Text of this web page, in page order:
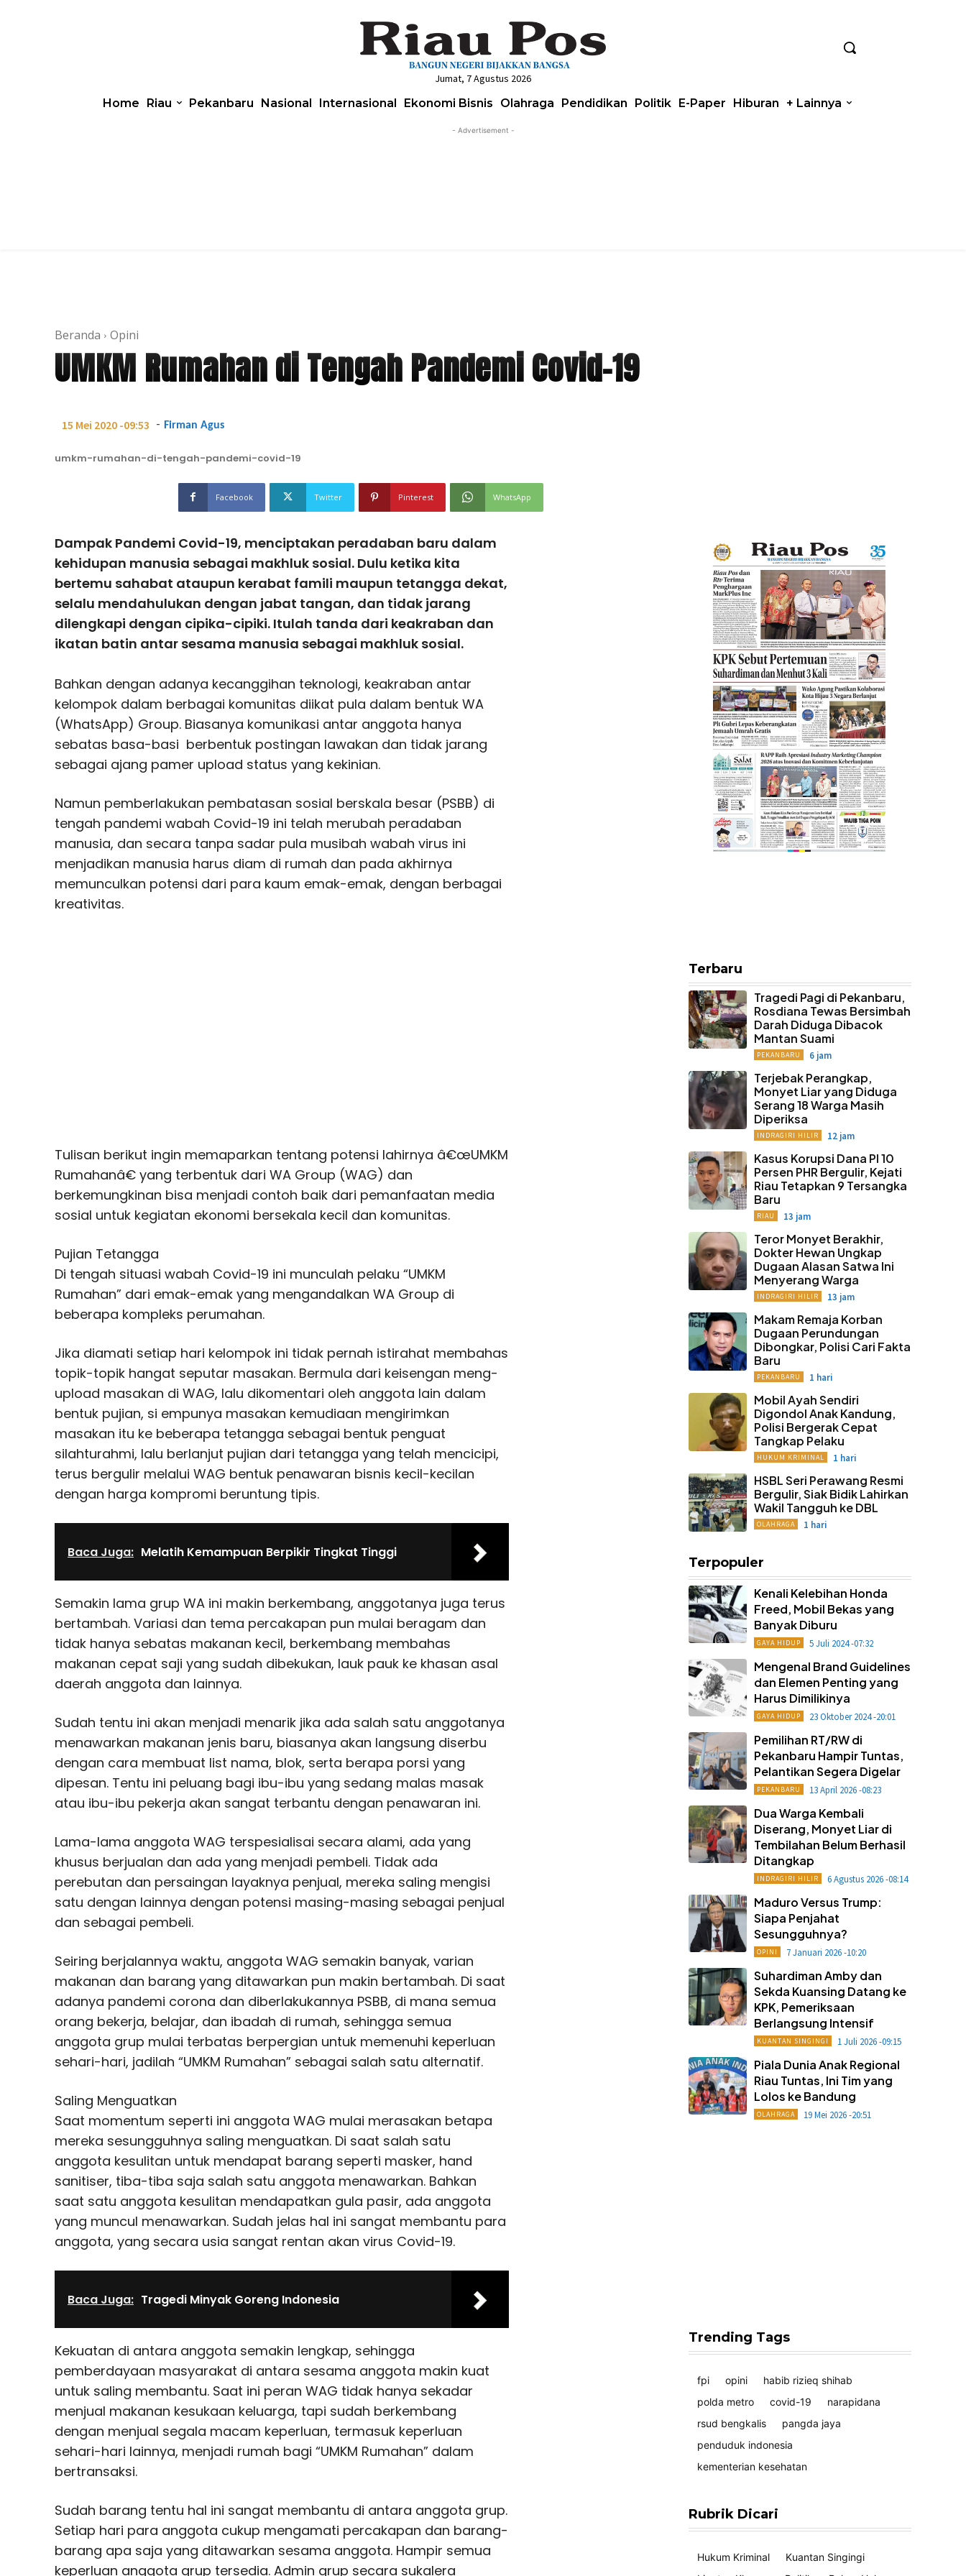
Jumat, 7 Agustus 2026
Home Riau Pekanbaru Nasional Internasional Ekonomi Bisnis Olahraga Pendidikan Politik E-Paper Hiburan + Lainnya
- Advertisement -
Beranda Opini
UMKM Rumahan di Tengah Pandemi Covid-19
15 Mei 2020 -09:53 - Firman Agus
umkm-rumahan-di-tengah-pandemi-covid-19
Facebook Twitter Pinterest WhatsApp
Dampak Pandemi Covid-19, menciptakan peradaban baru dalam
kehidupan manusia sebagai makhluk sosial. Dulu ketika kita
bertemu sahabat ataupun kerabat famili maupun tetangga dekat,
selalu mendahulukan dengan jabat tangan, dan tidak jarang
dilengkapi dengan cipika-cipiki. Itulah tanda dari keakraban dan
ikatan batin antar sesama manusia sebagai makhluk sosial.
Bahkan dengan adanya kecanggihan teknologi, keakraban antar
kelompok dalam berbagai komunitas diikat pula dalam bentuk WA
(WhatsApp) Group. Biasanya komunikasi antar anggota hanya
sebatas basa-basi berbentuk postingan lawakan dan tidak jarang
sebagai ajang pamer upload status yang kekinian.
Namun pemberlakukan pembatasan sosial berskala besar (PSBB) di
tengah pandemi wabah Covid-19 ini telah merubah peradaban
manusia, dan secara tanpa sadar pula musibah wabah virus ini
menjadikan manusia harus diam di rumah dan pada akhirnya
memunculkan potensi dari para kaum emak-emak, dengan berbagai
kreativitas.
Tulisan berikut ingin memaparkan tentang potensi lahirnya â€œUMKM
Rumahanâ€ yang terbentuk dari WA Group (WAG) dan
berkemungkinan bisa menjadi contoh baik dari pemanfaatan media
sosial untuk kegiatan ekonomi bersekala kecil dan komunitas.
Pujian Tetangga
Di tengah situasi wabah Covid-19 ini munculah pelaku “UMKM
Rumahan” dari emak-emak yang mengandalkan WA Group di
beberapa kompleks perumahan.
Jika diamati setiap hari kelompok ini tidak pernah istirahat membahas
topik-topik hangat seputar masakan. Bermula dari keisengan meng-
upload masakan di WAG, lalu dikomentari oleh anggota lain dalam
bentuk pujian, si empunya masakan kemudiaan mengirimkan
masakan itu ke beberapa tetangga sebagai bentuk penguat
silahturahmi, lalu berlanjut pujian dari tetangga yang telah mencicipi,
terus bergulir melalui WAG bentuk penawaran bisnis kecil-kecilan
dengan harga kompromi beruntung tipis.
Baca Juga: Melatih Kemampuan Berpikir Tingkat Tinggi
Semakin lama grup WA ini makin berkembang, anggotanya juga terus
bertambah. Variasi dan tema percakapan pun mulai beragam dan
tidak hanya sebatas makanan kecil, berkembang membahas
makanan cepat saji yang sudah dibekukan, lauk pauk ke khasan asal
daerah anggota dan lainnya.
Sudah tentu ini akan menjadi menarik jika ada salah satu anggotanya
menawarkan makanan jenis baru, biasanya akan langsung diserbu
dengan cara membuat list nama, blok, serta berapa porsi yang
dipesan. Tentu ini peluang bagi ibu-ibu yang sedang malas masak
atau ibu-ibu pekerja akan sangat terbantu dengan penawaran ini.
Lama-lama anggota WAG terspesialisai secara alami, ada yang
khusus berjualan dan ada yang menjadi pembeli. Tidak ada
perebutan dan persaingan layaknya penjual, mereka saling mengisi
satu dengan lainnya dengan potensi masing-masing sebagai penjual
dan sebagai pembeli.
Seiring berjalannya waktu, anggota WAG semakin banyak, varian
makanan dan barang yang ditawarkan pun makin bertambah. Di saat
adanya pandemi corona dan diberlakukannya PSBB, di mana semua
orang bekerja, belajar, dan ibadah di rumah, sehingga semua
anggota grup mulai terbatas berpergian untuk memenuhi keperluan
sehari-hari, jadilah “UMKM Rumahan” sebagai salah satu alternatif.
Saling Menguatkan
Saat momentum seperti ini anggota WAG mulai merasakan betapa
mereka sesungguhnya saling menguatkan. Di saat salah satu
anggota kesulitan untuk mendapat barang seperti masker, hand
sanitiser, tiba-tiba saja salah satu anggota menawarkan. Bahkan
saat satu anggota kesulitan mendapatkan gula pasir, ada anggota
yang muncul menawarkan. Sudah jelas hal ini sangat membantu para
anggota, yang secara usia sangat rentan akan virus Covid-19.
Baca Juga: Tragedi Minyak Goreng Indonesia
Kekuatan di antara anggota semakin lengkap, sehingga
pemberdayaan masyarakat di antara sesama anggota makin kuat
untuk saling membantu. Saat ini peran WAG tidak hanya sekadar
menjual makanan kesukaan keluarga, tapi sudah berkembang
dengan menjual segala macam keperluan, termasuk keperluan
sehari-hari lainnya, menjadi rumah bagi “UMKM Rumahan” dalam
bertransaksi.
Sudah barang tentu hal ini sangat membantu di antara anggota grup.
Setiap hari para anggota cukup mengamati percakapan dan barang-
barang apa saja yang ditawarkan sesama anggota. Hampir semua
keperluan anggota grup tersedia. Admin grup secara sukalera
Terbaru
Tragedi Pagi di Pekanbaru,
Rosdiana Tewas Bersimbah
Darah Diduga Dibacok
Mantan Suami
PEKANBARU 6 jam
Terjebak Perangkap,
Monyet Liar yang Diduga
Serang 18 Warga Masih
Diperiksa
INDRAGIRI HILIR 12 jam
Kasus Korupsi Dana PI 10
Persen PHR Bergulir, Kejati
Riau Tetapkan 9 Tersangka
Baru
RIAU 13 jam
Teror Monyet Berakhir,
Dokter Hewan Ungkap
Dugaan Alasan Satwa Ini
Menyerang Warga
INDRAGIRI HILIR 13 jam
Makam Remaja Korban
Dugaan Perundungan
Dibongkar, Polisi Cari Fakta
Baru
PEKANBARU 1 hari
Mobil Ayah Sendiri
Digondol Anak Kandung,
Polisi Bergerak Cepat
Tangkap Pelaku
HUKUM KRIMINAL 1 hari
HSBL Seri Perawang Resmi
Bergulir, Siak Bidik Lahirkan
Wakil Tangguh ke DBL
OLAHRAGA 1 hari
Terpopuler
Kenali Kelebihan Honda
Freed, Mobil Bekas yang
Banyak Diburu
GAYA HIDUP 5 Juli 2024 -07:32
Mengenal Brand Guidelines
dan Elemen Penting yang
Harus Dimilikinya
GAYA HIDUP 23 Oktober 2024 -20:01
Pemilihan RT/RW di
Pekanbaru Hampir Tuntas,
Pelantikan Segera Digelar
PEKANBARU 13 April 2026 -08:23
Dua Warga Kembali
Diserang, Monyet Liar di
Tembilahan Belum Berhasil
Ditangkap
INDRAGIRI HILIR 6 Agustus 2026 -08:14
Maduro Versus Trump:
Siapa Penjahat
Sesungguhnya?
OPINI 7 Januari 2026 -10:20
Suhardiman Amby dan
Sekda Kuansing Datang ke
KPK, Pemeriksaan
Berlangsung Intensif
KUANTAN SINGINGI 1 Juli 2026 -09:15
Piala Dunia Anak Regional
Riau Tuntas, Ini Tim yang
Lolos ke Bandung
OLAHRAGA 19 Mei 2026 -20:51
Trending Tags
fpi opini
habib rizieq shihab
polda metro
covid-19
narapidana
rsud bengkalis
pangda jaya
penduduk indonesia
kementerian kesehatan
Rubrik Dicari
Hukum Kriminal
Kuantan Singingi